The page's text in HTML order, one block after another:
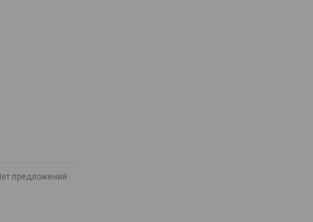
предложений